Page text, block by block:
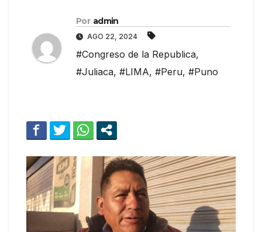
Por admin
AGO 22, 2024
#Congreso de la Republica,
#Juliaca, #LIMA, #Peru, #Puno